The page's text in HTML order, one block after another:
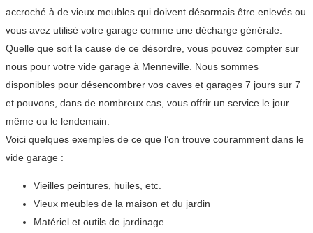
accroché à de vieux meubles qui doivent désormais être enlevés ou
vous avez utilisé votre garage comme une décharge générale.
Quelle que soit la cause de ce désordre, vous pouvez compter sur
nous pour votre vide garage à Menneville. Nous sommes
disponibles pour désencombrer vos caves et garages 7 jours sur 7
et pouvons, dans de nombreux cas, vous offrir un service le jour
même ou le lendemain.
Voici quelques exemples de ce que l’on trouve couramment dans le
vide garage :
Vieilles peintures, huiles, etc.
Vieux meubles de la maison et du jardin
Matériel et outils de jardinage